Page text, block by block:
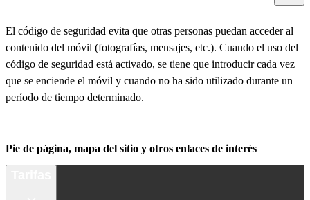
El código de seguridad evita que otras personas puedan acceder al
contenido del móvil (fotografías, mensajes, etc.). Cuando el uso del
código de seguridad está activado, se tiene que introducir cada vez
que se enciende el móvil y cuando no ha sido utilizado durante un
período de tiempo determinado.
Pie de página, mapa del sitio y otros enlaces de interés